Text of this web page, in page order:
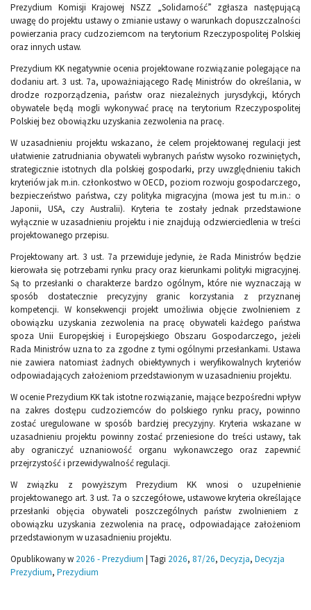
Prezydium Komisji Krajowej NSZZ „Solidarność” zgłasza następującą
uwagę do projektu ustawy o zmianie ustawy o warunkach dopuszczalności
powierzania pracy cudzoziemcom na terytorium Rzeczypospolitej Polskiej
oraz innych ustaw.
Prezydium KK negatywnie ocenia projektowane rozwiązanie polegające na
dodaniu art. 3 ust. 7a, upoważniającego Radę Ministrów do określania, w
drodze rozporządzenia, państw oraz niezależnych jurysdykcji, których
obywatele będą mogli wykonywać pracę na terytorium Rzeczypospolitej
Polskiej bez obowiązku uzyskania zezwolenia na pracę.
W uzasadnieniu projektu wskazano, że celem projektowanej regulacji jest
ułatwienie zatrudniania obywateli wybranych państw wysoko rozwiniętych,
strategicznie istotnych dla polskiej gospodarki, przy uwzględnieniu takich
kryteriów jak m.in. członkostwo w OECD, poziom rozwoju gospodarczego,
bezpieczeństwo państwa, czy polityka migracyjna (mowa jest tu m.in.: o
Japonii, USA, czy Australii). Kryteria te zostały jednak przedstawione
wyłącznie w uzasadnieniu projektu i nie znajdują odzwierciedlenia w treści
projektowanego przepisu.
Projektowany art. 3 ust. 7a przewiduje jedynie, że Rada Ministrów będzie
kierowała się potrzebami rynku pracy oraz kierunkami polityki migracyjnej.
Są to przesłanki o charakterze bardzo ogólnym, które nie wyznaczają w
sposób dostatecznie precyzyjny granic korzystania z przyznanej
kompetencji. W konsekwencji projekt umożliwia objęcie zwolnieniem z
obowiązku uzyskania zezwolenia na pracę obywateli każdego państwa
spoza Unii Europejskiej i Europejskiego Obszaru Gospodarczego, jeżeli
Rada Ministrów uzna to za zgodne z tymi ogólnymi przesłankami. Ustawa
nie zawiera natomiast żadnych obiektywnych i weryfikowalnych kryteriów
odpowiadających założeniom przedstawionym w uzasadnieniu projektu.
W ocenie Prezydium KK tak istotne rozwiązanie, mające bezpośredni wpływ
na zakres dostępu cudzoziemców do polskiego rynku pracy, powinno
zostać uregulowane w sposób bardziej precyzyjny. Kryteria wskazane w
uzasadnieniu projektu powinny zostać przeniesione do treści ustawy, tak
aby ograniczyć uznaniowość organu wykonawczego oraz zapewnić
przejrzystość i przewidywalność regulacji.
W związku z powyższym Prezydium KK wnosi o uzupełnienie
projektowanego art. 3 ust. 7a o szczegółowe, ustawowe kryteria określające
przesłanki objęcia obywateli poszczególnych państw zwolnieniem z
obowiązku uzyskania zezwolenia na pracę, odpowiadające założeniom
przedstawionym w uzasadnieniu projektu.
Opublikowany w 2026 - Prezydium | Tagi 2026, 87/26, Decyzja, Decyzja
Prezydium, Prezydium